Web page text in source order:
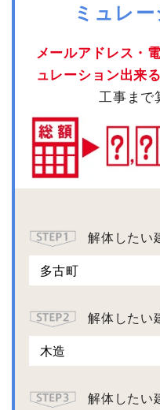
ミュレ
メールアドレス・
ュレーション出来
工事まで
解体したい
解体したい
解体したい